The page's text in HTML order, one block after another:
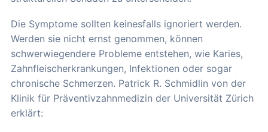
Die Symptome sollten keinesfalls ignoriert werden.
Werden sie nicht ernst genommen, können
schwerwiegendere Probleme entstehen, wie Karies,
Zahnfleischerkrankungen, Infektionen oder sogar
chronische Schmerzen. Patrick R. Schmidlin von der
Klinik für Präventivzahnmedizin der Universität Zürich
erklärt: